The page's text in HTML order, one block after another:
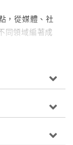
，從媒體、社
同領域編著成
分析中共前黨
類各個層面
迫害，剝奪的
善性，崩解了